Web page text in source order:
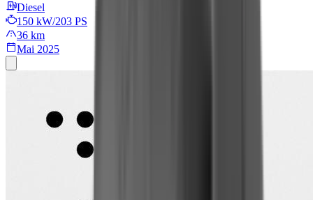
Diesel
150 kW/203 PS
36 km
Mai 2025